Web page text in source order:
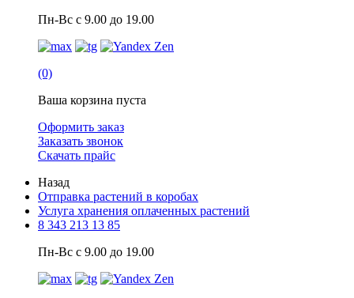
Пн-Вс с 9.00 до 19.00
(0)
Ваша корзина пуста
Оформить заказ
Заказать звонок
Скачать прайс
Назад
Отправка растений в коробах
Услуга хранения оплаченных растений
8 343 213 13 85
Пн-Вс с 9.00 до 19.00